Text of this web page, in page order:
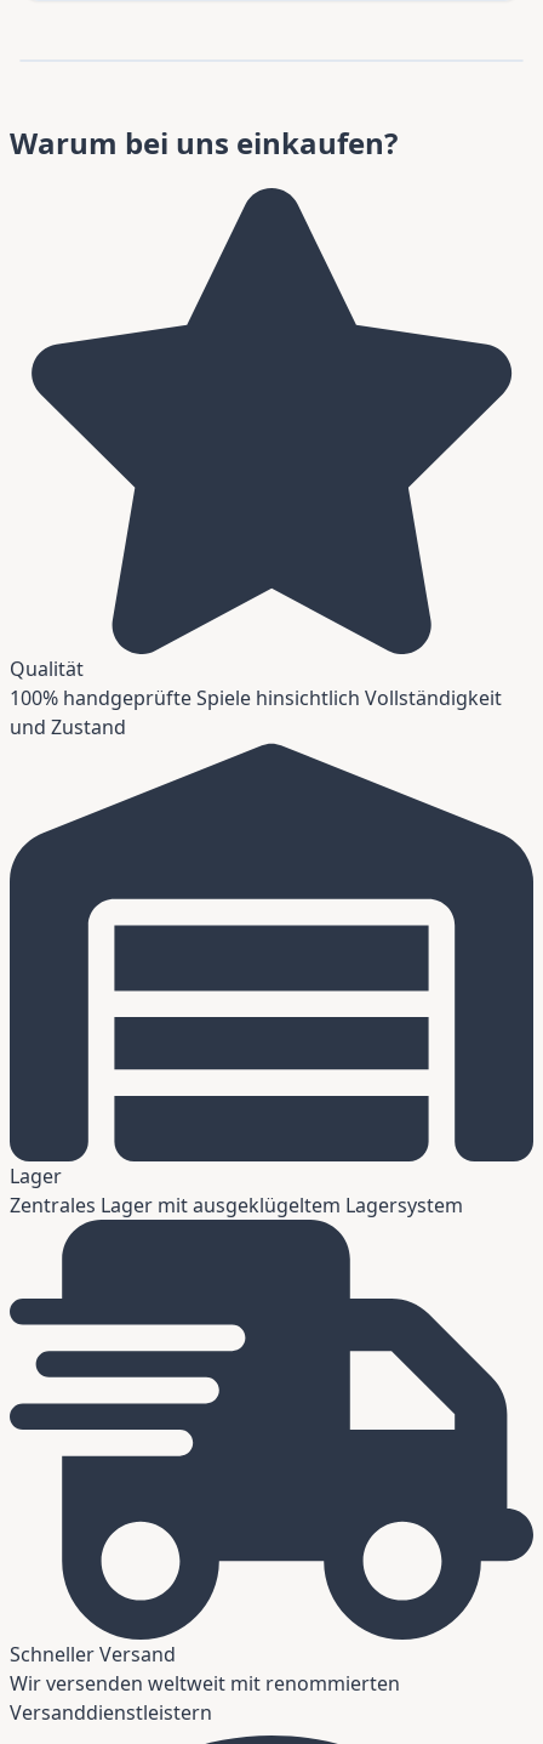
Warum bei uns einkaufen?
Qualität
100% handgeprüfte Spiele hinsichtlich Vollständigkeit
und Zustand
Lager
Zentrales Lager mit ausgeklügeltem Lagersystem
Schneller Versand
Wir versenden weltweit mit renommierten
Versanddienstleistern